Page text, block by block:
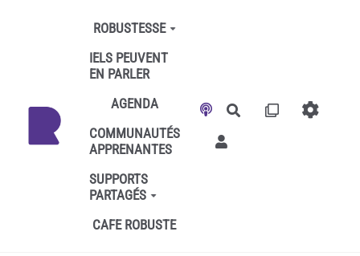
Aller au contenu principal
ROBUSTESSE
IELS PEUVENT
EN PARLER
AGENDA
COMMUNAUTÉS
APPRENANTES
SUPPORTS
PARTAGÉS
CAFE ROBUSTE
Rechercher